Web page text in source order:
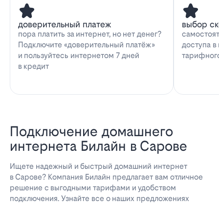
доверительный платеж
пора платить за интернет, но нет денег?
Подключите «доверительный платёж»
и пользуйтесь интернетом 7 дней
в кредит
выбор
доступа
Подключение домашнего
интернета Билайн в Сарове
Ищете надежный и быстрый домашний интернет
в Сарове? Компания Билайн предлагает вам отличное
решение с выгодными тарифами и удобством
подключения. Узнайте все о наших предложениях